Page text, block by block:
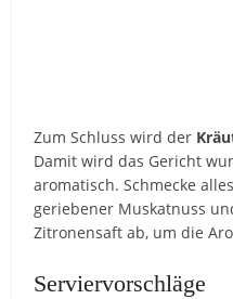
Zum Schluss wird der
Damit wird das Gericht
aromatisch. Schmecke
geriebener Muskatnuss
Zitronensaft ab, um die
Serviervorschläge